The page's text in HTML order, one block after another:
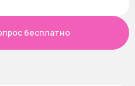
бесплатно